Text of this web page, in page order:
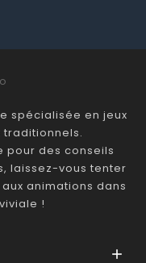
spécialisée en jeux
pour des conseils
laissez-vous tenter
animations dans
!
